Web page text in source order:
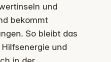
und
bekommt
So bleibt das
und